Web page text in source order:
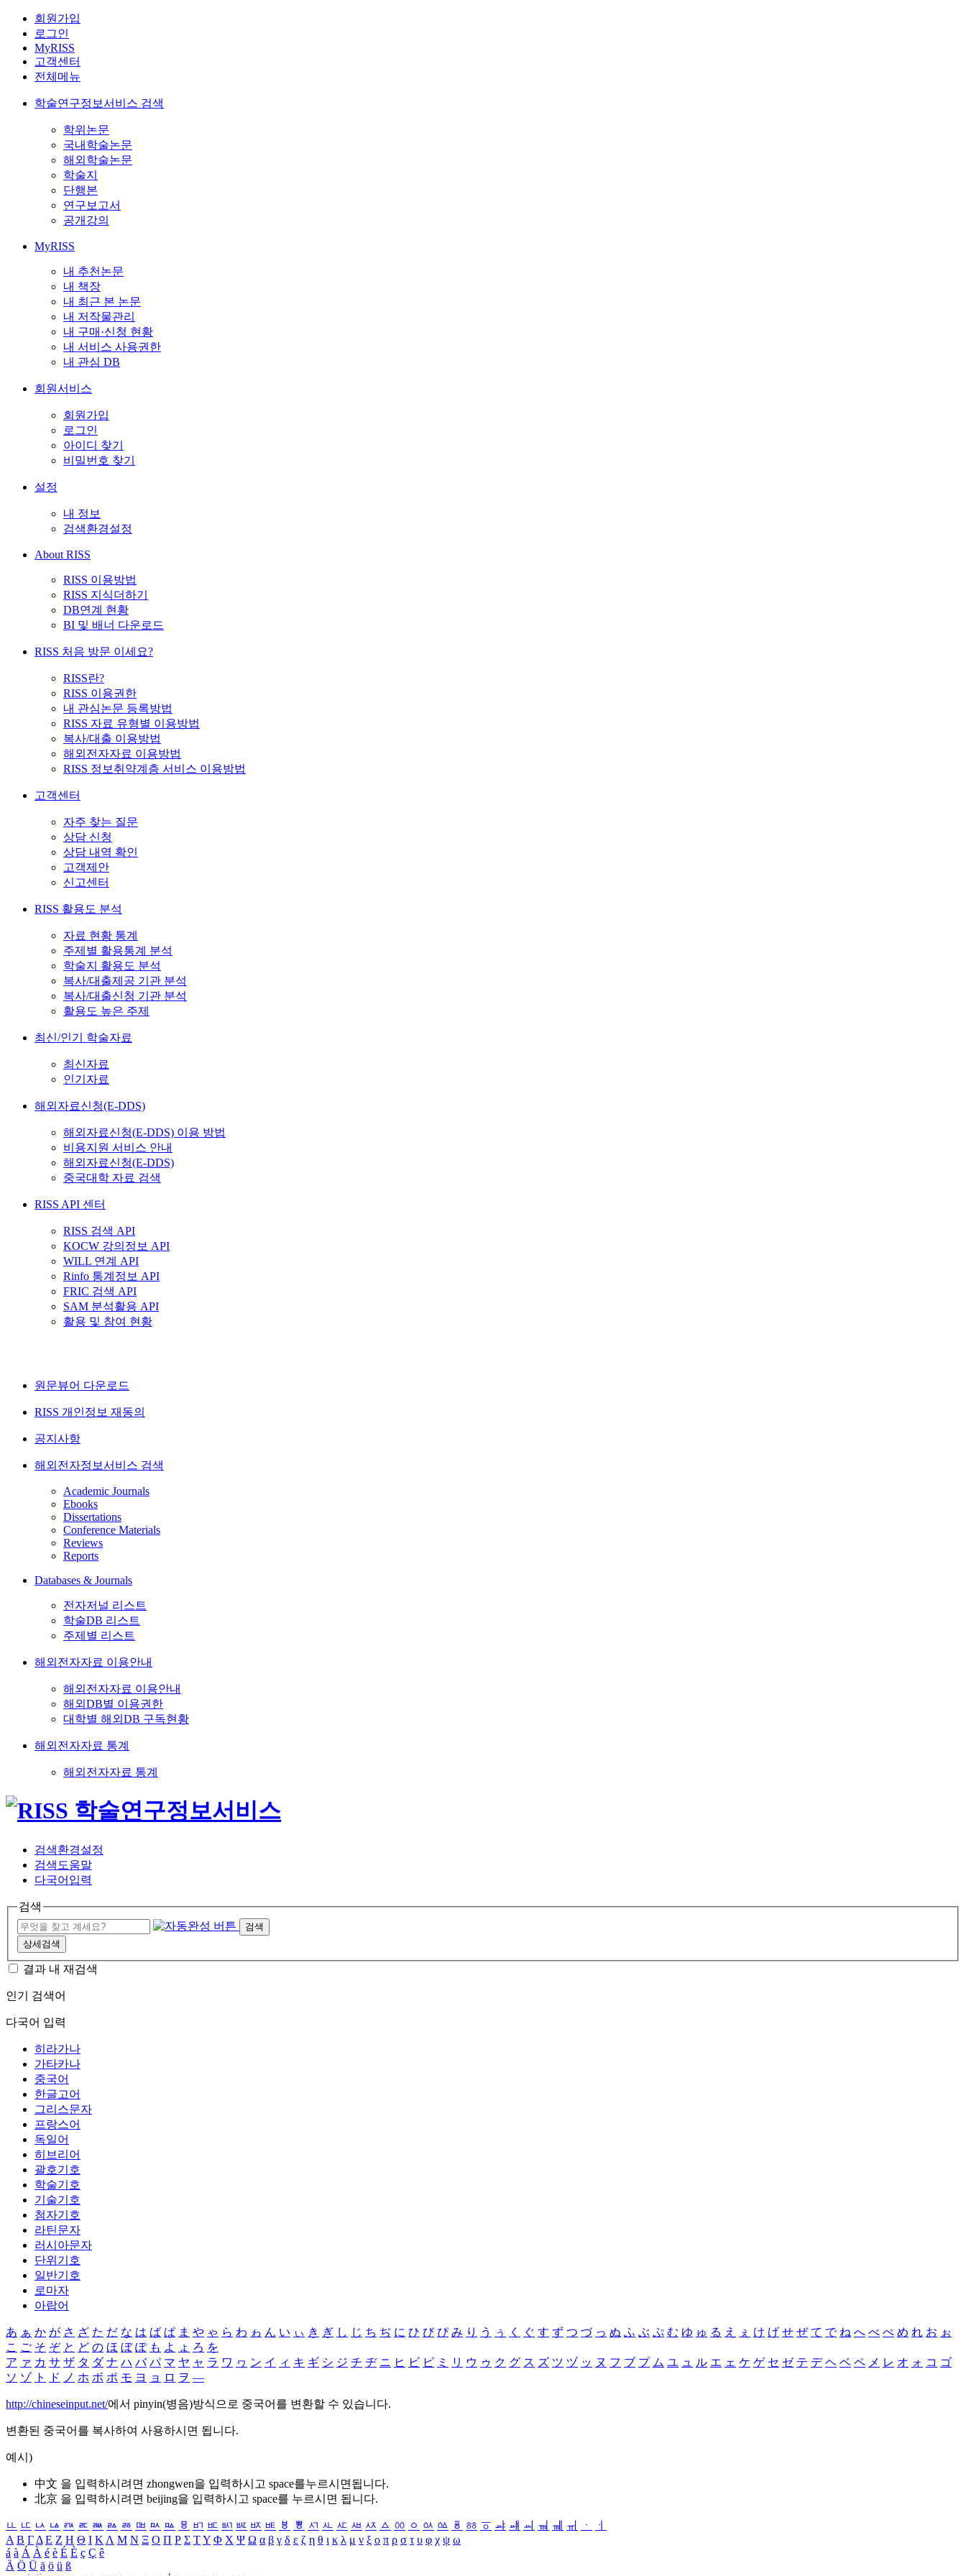
회원가입
로그인
MyRISS
고객센터
전체메뉴
학술연구정보서비스 검색
학위논문
국내학술논문
해외학술논문
학술지
단행본
연구보고서
공개강의
MyRISS
내 추천논문
내 책장
내 최근 본 논문
내 저작물관리
내 구매·신청 현황
내 서비스 사용권한
내 관심 DB
회원서비스
회원가입
로그인
아이디 찾기
비밀번호 찾기
설정
내 정보
검색환경설정
About RISS
RISS 이용방법
RISS 지식더하기
DB연계 현황
BI 및 배너 다운로드
RISS 처음 방문 이세요?
RISS란?
RISS 이용권한
내 관심논문 등록방법
RISS 자료 유형별 이용방법
복사/대출 이용방법
해외전자자료 이용방법
RISS 정보취약계층 서비스 이용방법
고객센터
자주 찾는 질문
상담 신청
상담 내역 확인
고객제안
신고센터
RISS 활용도 분석
자료 현황 통계
주제별 활용통계 분석
학술지 활용도 분석
복사/대출제공 기관 분석
복사/대출신청 기관 분석
활용도 높은 주제
최신/인기 학술자료
최신자료
인기자료
해외자료신청(E-DDS)
해외자료신청(E-DDS) 이용 방법
비용지원 서비스 안내
해외자료신청(E-DDS)
중국대학 자료 검색
RISS API 센터
RISS 검색 API
KOCW 강의정보 API
WILL 연계 API
Rinfo 통계정보 API
FRIC 검색 API
SAM 분석활용 API
활용 및 참여 현황
원문뷰어 다운로드
RISS 개인정보 재동의
공지사항
해외전자정보서비스 검색
Academic Journals
Ebooks
Dissertations
Conference Materials
Reviews
Reports
Databases & Journals
전자저널 리스트
학술DB 리스트
주제별 리스트
해외전자자료 이용안내
해외전자자료 이용안내
해외DB별 이용권한
대학별 해외DB 구독현황
해외전자자료 통계
해외전자자료 통계
검색환경설정
검색도움말
다국어입력
검색
검색
상세검색
결과 내 재검색
인기 검색어
다국어 입력
히라가나
가타카나
중국어
한글고어
그리스문자
프랑스어
독일어
히브리어
괄호기호
학술기호
기술기호
첨자기호
라틴문자
러시아문자
단위기호
일반기호
로마자
아랍어
あ ぁ か が さ ざ た だ な は ば ぱ ま や ゃ ら わ ゎ ん い ぃ き ぎ し じ ち ぢ に ひ び ぴ み り う ぅ く ぐ す ず つ づ っ ぬ ふ ぶ ぷ む ゆ ゅ る え ぇ け げ せ ぜ て で ね へ べ ぺ め れ お ぉ
こ ご そ ぞ と ど の ほ ぼ ぽ も よ ょ ろ を
ア ァ カ サ ザ タ ダ ナ ハ バ パ マ ヤ ャ ラ ワ ヮ ン イ ィ キ ギ シ ジ チ ヂ ニ ヒ ビ ピ ミ リ ウ ゥ ク グ ス ズ ツ ヅ ッ ヌ フ ブ プ ム ユ ュ ル エ ェ ケ ゲ セ ゼ テ デ ヘ ベ ペ メ レ オ ォ コ ゴ
ソ ゾ ト ド ノ ホ ボ ポ モ ヨ ョ ロ ヲ ―
http://chineseinput.net/에서 pinyin(병음)방식으로 중국어를 변환할 수 있습니다.
변환된 중국어를 복사하여 사용하시면 됩니다.
예시)
中文 을 입력하시려면 zhongwen을 입력하시고 space를누르시면됩니다.
北京 을 입력하시려면 beijing을 입력하시고 space를 누르시면 됩니다.
ㅥ ㅦ ㅧ ㅨ ㅩ ㅪ ㅫ ㅬ ㅭ ㅮ ㅯ ㅰ ㅱ ㅲ ㅳ ㅴ ㅵ ㅶ ㅷ ㅸ ㅹ ㅺ ㅻ ㅼ ㅽ ㅾ ㅿ ㆀ ㆁ ㆂ ㆃ ㆄ ㆅ ㆆ ㆇ ㆈ ㆉ ㆊ ㆋ ㆌ ㆍ
ㆎ
Α Β ΓΔ Ε Ζ Η Θ Ι ΚΛ Μ Ν Ξ Ο Π Ρ Σ ΤΥ Φ Χ Ψ Ω α β γ δ ε ζ η θ ι κ λ μ ν ξ ο π ρ σ τ υ φ χ ψ ω
á à Á À é è É È ç Ç ê
Ä Ö Ü ä ö ü ß